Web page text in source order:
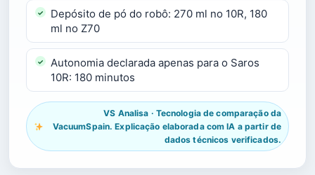
Depósito de pó do robô: 270 ml no 10R, 180
ml no Z70
Autonomia declarada apenas para o Saros
10R: 180 minutos
VS Analisa · Tecnologia de comparação da
VacuumSpain. Explicação elaborada com IA a partir de
dados técnicos verificados.